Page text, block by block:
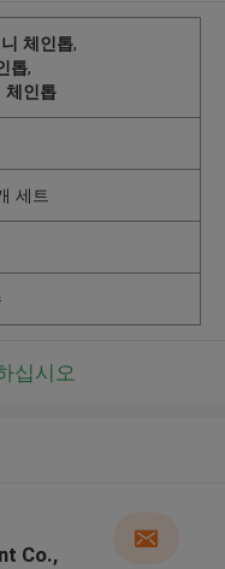
체인톱,
톱,
체인톱
세트
십시오
Co.,